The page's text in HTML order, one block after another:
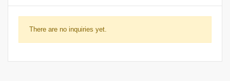
There are no inquiries yet.